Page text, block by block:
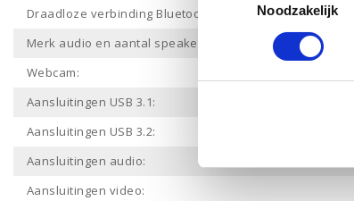
Noodzakelijk
Draadloze verbinding Bluetooth:
Merk audio en aantal speakers:
Webcam:
Aansluitingen USB 3.1:
Aansluitingen USB 3.2:
Aansluitingen audio:
Aansluitingen video: